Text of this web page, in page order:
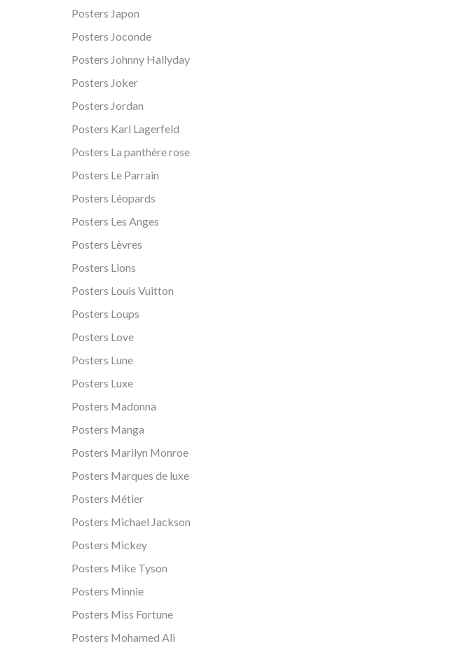
Posters Japon
Posters Joconde
Posters Johnny Hallyday
Posters Joker
Posters Jordan
Posters Karl Lagerfeld
Posters La panthère rose
Posters Le Parrain
Posters Léopards
Posters Les Anges
Posters Lèvres
Posters Lions
Posters Louis Vuitton
Posters Loups
Posters Love
Posters Lune
Posters Luxe
Posters Madonna
Posters Manga
Posters Marilyn Monroe
Posters Marques de luxe
Posters Métier
Posters Michael Jackson
Posters Mickey
Posters Mike Tyson
Posters Minnie
Posters Miss Fortune
Posters Mohamed Ali